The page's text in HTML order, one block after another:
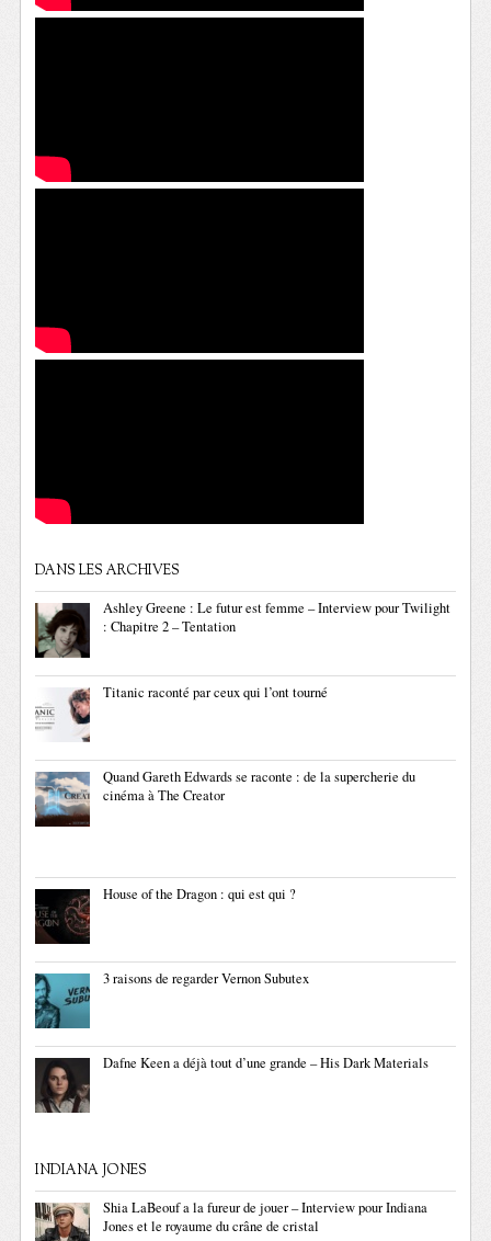
DANS LES ARCHIVES
Ashley Greene : Le futur est femme – Interview pour Twilight
: Chapitre 2 – Tentation
Titanic raconté par ceux qui l’ont tourné
Quand Gareth Edwards se raconte : de la supercherie du
cinéma à The Creator
House of the Dragon : qui est qui ?
3 raisons de regarder Vernon Subutex
Dafne Keen a déjà tout d’une grande – His Dark Materials
INDIANA JONES
Shia LaBeouf a la fureur de jouer – Interview pour Indiana
Jones et le royaume du crâne de cristal